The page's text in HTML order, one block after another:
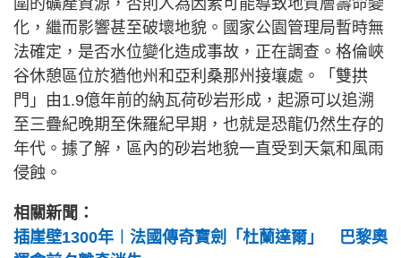
圍的礦產資源，否則人為因素可能導致地質層壽命變
化，繼而影響甚至破壞地貌。國家公園管理局暫時無
法確定，是否水位變化造成事故，正在調查。格倫峽
谷休憩區位於猶他州和亞利桑那州接壤處。「雙拱
門」由1.9億年前的納瓦荷砂岩形成，起源可以追溯
至三疊紀晚期至侏羅紀早期，也就是恐龍仍然生存的
年代。據了解，區內的砂岩地貌一直受到天氣和風雨
侵蝕。
相關新聞：
插崖壁1300年︱法國傳奇寶劍「杜蘭達爾」 巴黎奧